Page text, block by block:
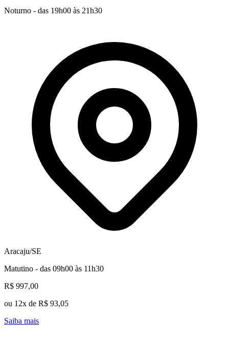
Noturno - das 19h00 às 21h30
Aracaju/SE
Matutino - das 09h00 às 11h30
R$ 997,00
ou 12x de R$ 93,05
Saiba mais